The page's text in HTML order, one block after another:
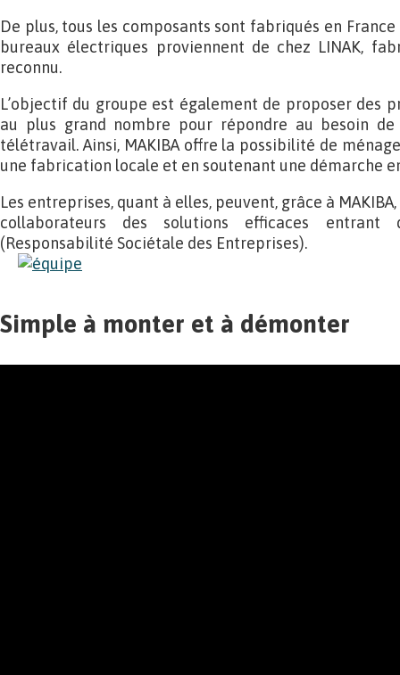
De plus, tous les composants sont fabriqués en
bureaux électriques proviennent de chez LINAK,
reconnu.
L’objectif du groupe est également de proposer des
au plus grand nombre pour répondre au besoin
télétravail. Ainsi, MAKIBA offre la possibilité de
une fabrication locale et en soutenant une démarche
Les entreprises, quant à elles, peuvent, grâce à
collaborateurs des solutions efficaces entrant
(Responsabilité Sociétale des Entreprises).
Simple à monter et à démonter